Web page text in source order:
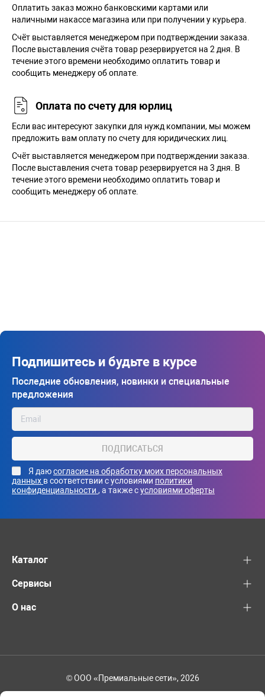
Оплатить заказ можно банковскими картами или
наличными накассе магазина или при получении у курьера.
Cчёт выставляется менеджером при подтверждении заказа.
После выставления счёта товар резервируется на 2 дня. В
течение этого времени необходимо оплатить товар и
сообщить менеджеру об оплате.
Оплата по счету для юрлиц
Если вас интересуют закупки для нужд компании, мы можем
предложить вам оплату по счету для юридических лиц.
Счёт выставляется менеджером при подтверждении заказа.
После выставления счета товар резервируется на 3 дня. В
течение этого времени необходимо оплатить товар и
сообщить менеджеру об оплате.
Подпишитесь и будьте в курсе
Последние обновления, новинки и специальные
предложения
ПОДПИСАТЬСЯ
Я даюсогласие на обработку моих персональных
данных в соответствии с условиями политики
конфиденциальности , а также сусловиями оферты
Каталог
Сервисы
О нас
© ООО «Премиальные сети», 2026